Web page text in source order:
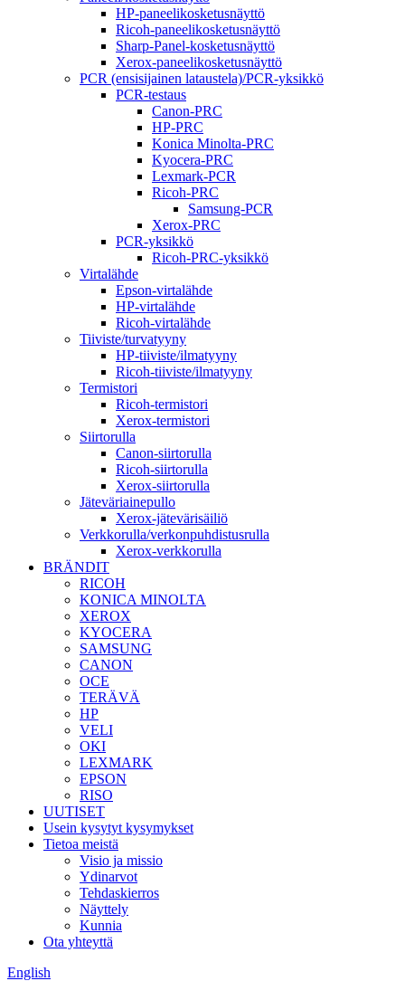
HP-paneelikosketusnäyttö
Ricoh-paneelikosketusnäyttö
Sharp-Panel-kosketusnäyttö
Xerox-paneelikosketusnäyttö
PCR (ensisijainen lataustela)/PCR-yksikkö
PCR-testaus
Canon-PRC
HP-PRC
Konica Minolta-PRC
Kyocera-PRC
Lexmark-PCR
Ricoh-PRC
Samsung-PCR
Xerox-PRC
PCR-yksikkö
Ricoh-PRC-yksikkö
Virtalähde
Epson-virtalähde
HP-virtalähde
Ricoh-virtalähde
Tiiviste/turvatyyny
HP-tiiviste/ilmatyyny
Ricoh-tiiviste/ilmatyyny
Termistori
Ricoh-termistori
Xerox-termistori
Siirtorulla
Canon-siirtorulla
Ricoh-siirtorulla
Xerox-siirtorulla
Jäteväriainepullo
Xerox-jätevärisäiliö
Verkkorulla/verkonpuhdistusrulla
Xerox-verkkorulla
BRÄNDIT
RICOH
KONICA MINOLTA
XEROX
KYOCERA
SAMSUNG
CANON
OCE
TERÄVÄ
HP
VELI
OKI
LEXMARK
EPSON
RISO
UUTISET
Usein kysytyt kysymykset
Tietoa meistä
Visio ja missio
Ydinarvot
Tehdaskierros
Näyttely
Kunnia
Ota yhteyttä
English